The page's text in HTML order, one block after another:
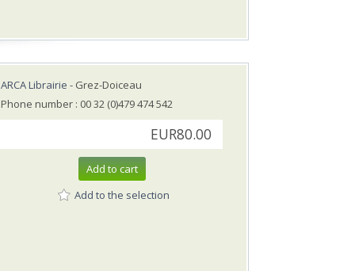
ARCA Librairie - Grez-Doiceau
Phone number : 00 32 (0)479 474 542
EUR80.00
Add to cart
Add to the selection